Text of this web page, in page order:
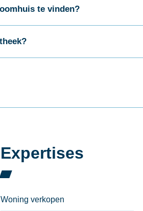
te vinden?
Expertises
Woning verkopen